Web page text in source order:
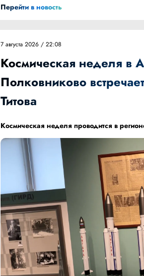
Перейти в новость
7 августа 2026 / 22:08
Космическая неделя в
Полковниково
Титова
Космическая неделя проводится в